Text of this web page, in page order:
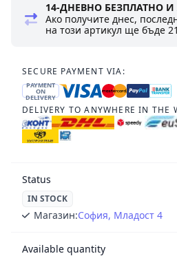
14-ДНЕВНО БЕЗПЛАТНО
Ако получите днес,
на този артикул ще бъде
SECURE PAYMENT VIA:
PAYMENT
ON
DELIVERY
DELIVERY TO ANYWHERE IN THE
Status
IN STOCK
Магазин:София, Младост 4
Available quantity